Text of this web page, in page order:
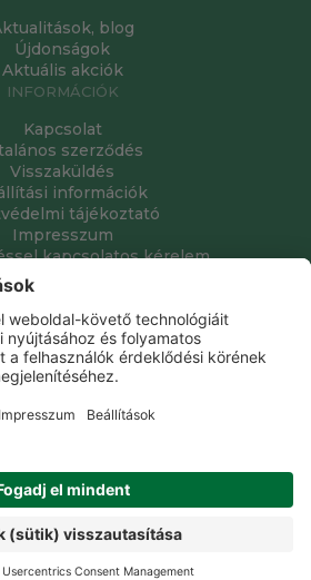
blog
Újdonságok
Aktuális akciók
INFORMÁCIÓK
Kapcsolat
szerződés
Visszaküldés
információk
tájékoztató
Impresszum
kapcsolatos kérelem
Minden jog fenntartva. All rights
reserved.
Vision-Software, az Octopus 8 ERP
forgalmazója.